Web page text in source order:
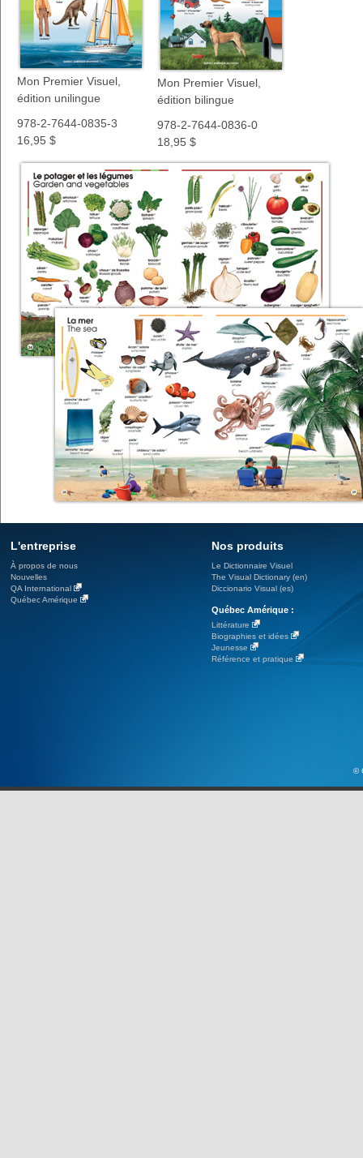
Mon Premier Visuel,
édition unilingue
978-2-7644-0835-3
16,95 $
Mon Premier Visuel,
édition bilingue
978-2-7644-0836-0
18,95 $
L'entreprise
À propos de nous
Nouvelles
QA International
Québec Amérique
Nos produits
Le Dictionnaire Visuel
The Visual Dictionary (en)
Diccionario Visual (es)
Québec Amérique :
Littérature
Biographies et idées
Jeunesse
Référence et pratique
©